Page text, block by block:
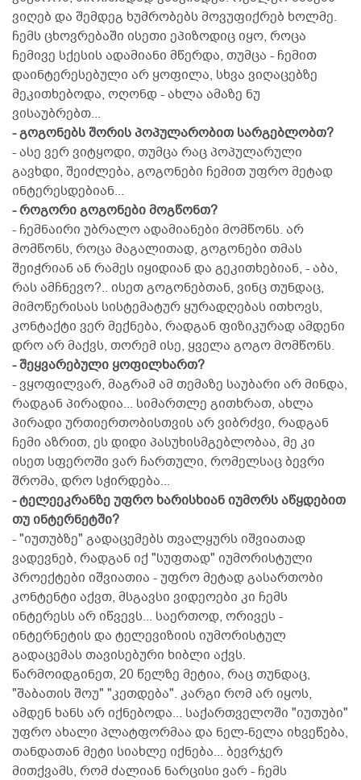
ვიღებ და შემდეგ ხუმრობებს მოვუფიქრებ ხოლმე.
ჩემს ცხოვრებაში ისეთი ეპიზოდიც იყო, როცა
ჩემივე სქესის ადამიანი მწერდა, თუმცა - ჩემით
დაინტერესებული არ ყოფილა, სხვა ვიღაცებზე
მეკითხებოდა, ოღონდ - ახლა ამაზე ნუ
ვისაუბრებთ...
- გოგონებს შორის პოპულარობით სარგებლობთ?
- ასე ვერ ვიტყოდი, თუმცა რაც პოპულარული
გავხდი, შეიძლება, გოგონები ჩემით უფრო მეტად
ინტერესდებიან...
- როგორი გოგონები მოგწონთ?
- ჩემნაირი უბრალო ადამიანები მომწონს. არ
მომწონს, როცა მაგალითად, გოგონები თმას
შეიჭრიან ან რამეს იყიდიან და გეკითხებიან, - აბა,
რას ამჩნევო?.. ისეთ გოგონებთან, ვინც თუნდაც,
მიმოწერისას სისტემატურ ყურადღებას ითხოვს,
კონტაქტი ვერ მექნება, რადგან ფიზიკურად ამდენი
დრო არ მაქვს, თორემ ისე, ყველა გოგო მომწონს.
- შეყვარებული ყოფილხართ?
- ვყოფილვარ, მაგრამ ამ თემაზე საუბარი არ მინდა,
რადგან პირადია... სიმართლე გითხრათ, ახლა
პირადი ურთიერთობისთვის არ ვიბრძვი, რადგან
ჩემი აზრით, ეს დიდი პასუხისმგებლობაა, მე კი
ისეთ სფეროში ვარ ჩართული, რომელსაც ბევრი
შრომა, დრო სჭირდება...
- ტელეეკრანზე უფრო ხარისხიან იუმორს აწყდებით
თუ ინტერნეტში?
- "იუთუბზე" გადაცემებს თვალყურს იშვიათად
ვადევნებ, რადგან იქ "სუფთად" იუმორისტული
პროექტები იშვიათია - უფრო მეტად გასართობი
კონტენტი აქვთ, მსგავსი ვიდეოები კი ჩემს
ინტერესს არ იწვევს... საერთოდ, ორივეს -
ინტერნეტის და ტელევიზიის იუმორისტულ
გადაცემას თავისებური ხიბლი აქვს.
წარმოიდგინეთ, 20 წელზე მეტია, რაც თუნდაც,
"შაბათის შოუ" "კეთდება". კარგი რომ არ იყოს,
ამდენ ხანს არ იქნებოდა... საქართველოში "იუთუბი"
უფრო ახალი პლატფორმაა და ნელ-ნელა იხვეწება,
თანდათან მეტი სიახლე იქნება... ბევრჯერ
მითქვამს, რომ ძალიან ნარცისი ვარ - ჩემს